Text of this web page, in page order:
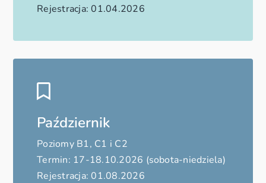
Rejestracja: 01.04.2026
Październik
Poziomy B1, C1 i C2
Termin: 17-18.10.2026 (sobota-niedziela)
Rejestracja: 01.08.2026